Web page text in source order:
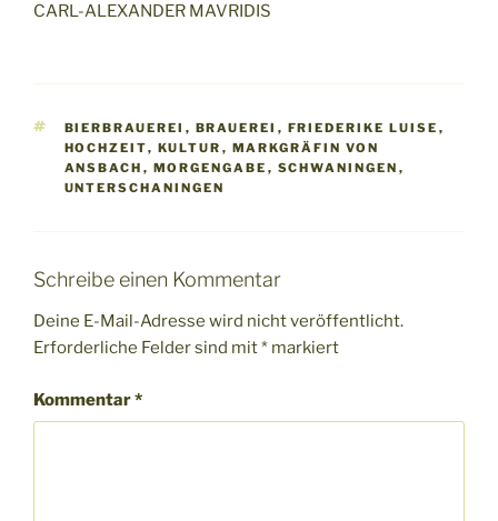
CARL-ALEXANDER MAVRIDIS
SCHLAGWÖRTER
BIERBRAUEREI , BRAUEREI , FRIEDERIKE LUISE ,
HOCHZEIT, KULTUR , MARKGRÄFIN VON
ANSBACH , MORGENGABE , SCHWANINGEN ,
UNTERSCHANINGEN
Schreibe einen Kommentar
Deine E-Mail-Adresse wird nicht veröffentlicht.
Erforderliche Felder sind mit* markiert
Kommentar*